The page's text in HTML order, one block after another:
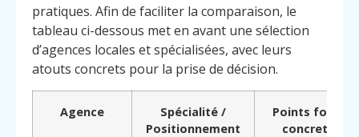
pratiques. Afin de faciliter la comparaison, le
tableau ci-dessous met en avant une sélection
d’agences locales et spécialisées, avec leurs
atouts concrets pour la prise de décision.
Agence
Spécialité /
Positionnement
Points forts
concrets